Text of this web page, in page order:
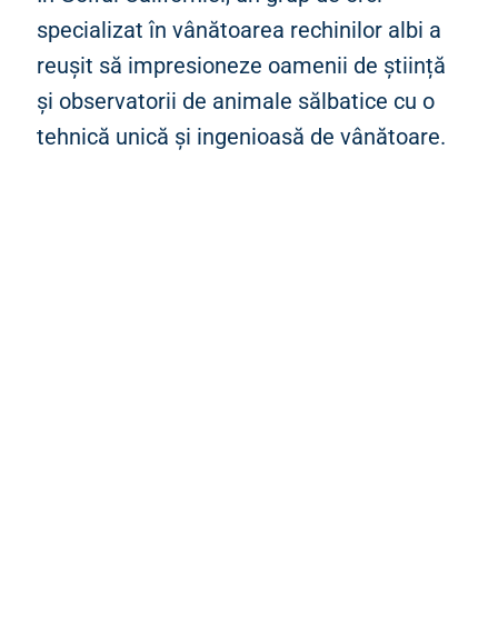
specializat în vânătoarea rechinilor albi a
reușit să impresioneze oamenii de știință
și observatorii de animale sălbatice cu o
tehnică unică și ingenioasă de vânătoare.